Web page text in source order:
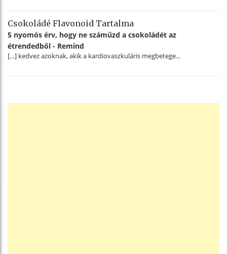
Csokoládé Flavonoid Tartalma
5 nyomós érv, hogy ne száműzd a csokoládét az
étrendedből - Remind
[…] kedvez azoknak, akik a kardiovaszkuláris megbetege...